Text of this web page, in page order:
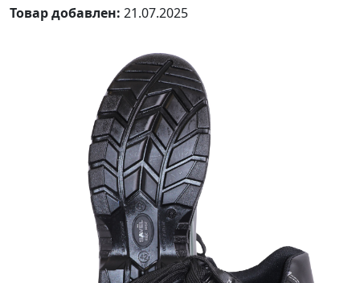
Товар добавлен: 21.07.2025